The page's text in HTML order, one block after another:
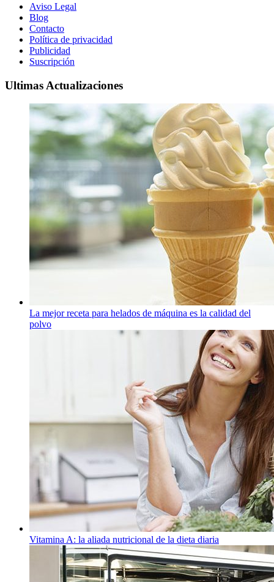
Aviso Legal
Blog
Contacto
Política de privacidad
Publicidad
Suscripción
Ultimas Actualizaciones
La mejor receta para helados de máquina es la calidad del
polvo
Vitamina A: la aliada nutricional de la dieta diaria